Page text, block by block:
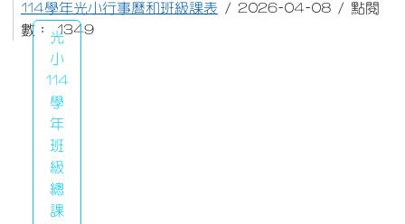
114學年光小行事曆和班級課表 / 2026-04-08 / 點閱
數： 1349
光
小
114
學
年
班
級
總
課